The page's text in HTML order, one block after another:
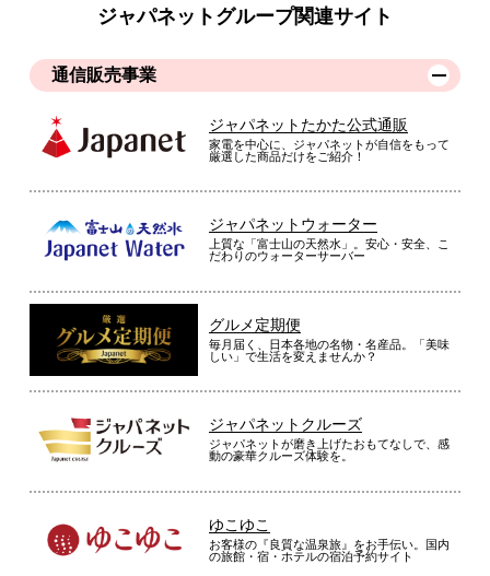
ジャパネットグループ関連サイト
通信販売事業
ジャパネットたかた公式通販
家電を中心に、ジャパネットが自信をもって
厳選した商品だけをご紹介！
ジャパネットウォーター
上質な「富士山の天然水」。安心・安全、こ
だわりのウォーターサーバー
グルメ定期便
毎月届く、日本各地の名物・名産品。「美味
しい」で生活を変えませんか？
ジャパネットクルーズ
ジャパネットが磨き上げたおもてなしで、感
動の豪華クルーズ体験を。
ゆこゆこ
お客様の『良質な温泉旅』をお手伝い。国内
の旅館・宿・ホテルの宿泊予約サイト